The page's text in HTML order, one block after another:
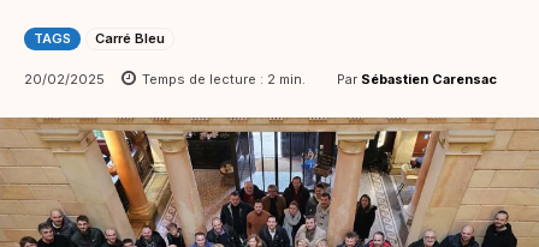
TAGS Carré Bleu
20/02/2025 Temps de lecture : 2 min. Par Sébastien Carensac